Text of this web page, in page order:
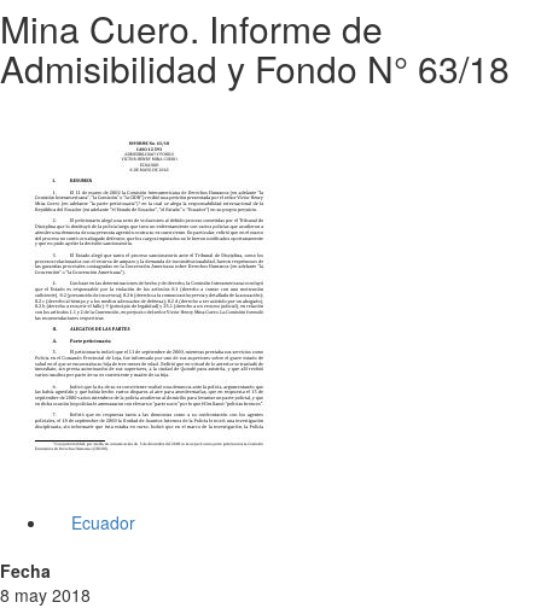
Mina Cuero. Informe de
Admisibilidad y Fondo N° 63/18
Ecuador
Fecha
8 may 2018